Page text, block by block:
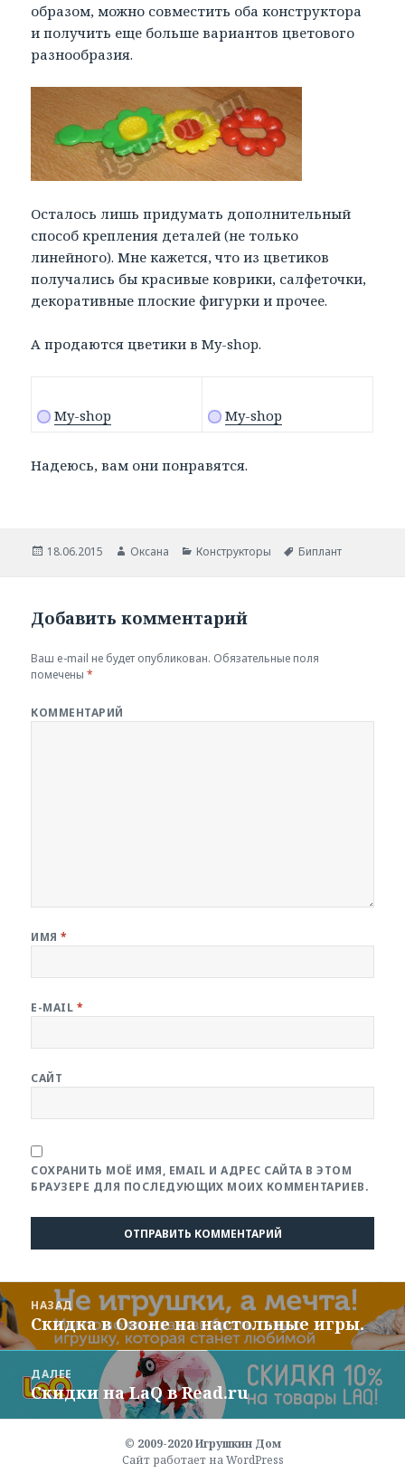
образом, можно совместить оба конструктора
и получить еще больше вариантов цветового
разнообразия.
Осталось лишь придумать дополнительный
способ крепления деталей (не только
линейного). Мне кажется, что из цветиков
получались бы красивые коврики, салфеточки,
декоративные плоские фигурки и прочее.
А продаются цветики в My-shop.
My-shop My-shop
Надеюсь, вам они понравятся.
Опубликовано
18.06.2015 Автор
Оксана Рубрики
Конструкторы Метки
Биплант
Добавить комментарий
Ваш e-mail не будет опубликован. Обязательные поля
помечены*
КОММЕНТАРИЙ
ИМЯ*
E-MAIL *
САЙТ
СОХРАНИТЬ МОЁ ИМЯ, EMAIL И АДРЕС САЙТА В ЭТОМ
БРАУЗЕРЕ ДЛЯ ПОСЛЕДУЮЩИХ МОИХ КОММЕНТАРИЕВ.
Навигация
по
записям
НАЗАД
Предыдущая
запись:
Скидка в Озоне на настольные игры.
ДАЛЕЕ
Следующая
запись:
Скидки на LaQ в Read.ru
© 2009-2020Игрушкин Дом
Сайт работает на WordPress